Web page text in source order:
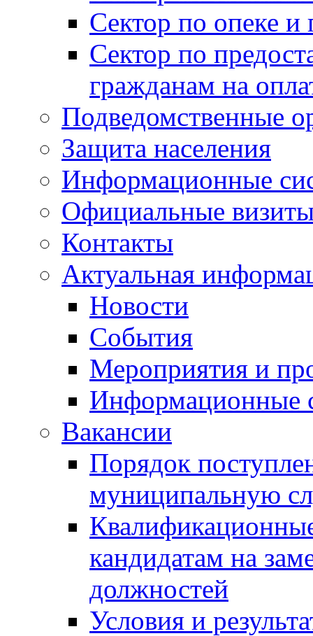
Сектор по опеке и
Сектор по
гражданам на
Подведомственные
Защита населения
Информационные
Официальные
Контакты
Актуальная
Новости
События
Мероприятия и
Информационные
Вакансии
Порядок
муниципальную
кандидатам на
должностей
Условия и